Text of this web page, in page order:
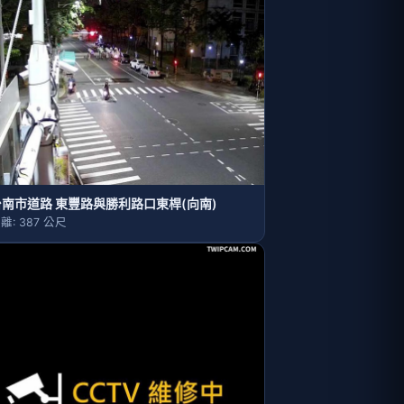
市道路 東豐路與勝利路口東桿(向南)
: 387 公尺